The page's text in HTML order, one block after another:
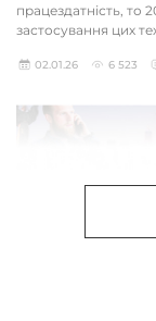
працездатність, то
застосування цих
02.01.26 6 523